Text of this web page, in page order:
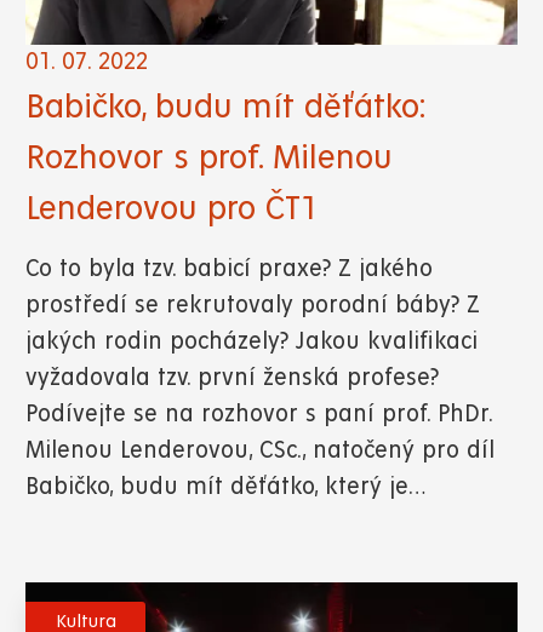
01. 07. 2022
Babičko, budu mít děťátko:
Rozhovor s prof. Milenou
Lenderovou pro ČT1
Co to byla tzv. babicí praxe? Z jakého
prostředí se rekrutovaly porodní báby? Z
jakých rodin pocházely? Jakou kvalifikaci
vyžadovala tzv. první ženská profese?
Podívejte se na rozhovor s paní prof. PhDr.
Milenou Lenderovou, CSc., natočený pro díl
Babičko, budu mít děťátko, který je…
Kultura